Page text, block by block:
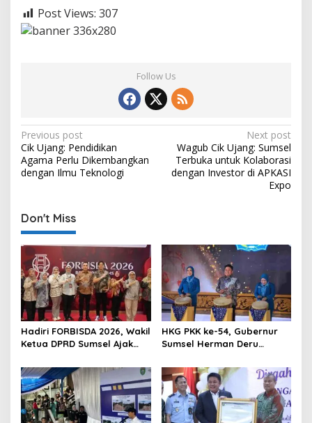
Post Views: 307
Follow Us
P
o
s
n
a
v
i
g
a
t
i
o
n
Previous post
Cik Ujang: Pendidikan
Agama Perlu Dikembangkan
dengan Ilmu Teknologi
Next post
Wagub Cik Ujang: Sumsel
Terbuka untuk Kolaborasi
dengan Investor di APKASI
Expo
Don't Miss
Hadiri FORBISDA 2026, Wakil
Ketua DPRD Sumsel Ajak
Kekuatan Ekonomi Baru
HKG PKK ke-54, Gubernur
Sumsel Herman Deru
dan Penguatan Peran
Perempuan